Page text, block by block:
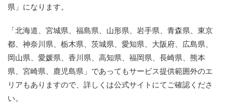
県」になります。
「北海道、宮城県、福島県、山形県、岩手県、青森県、東京
都、神奈川県、栃木県、茨城県、愛知県、大阪府、広島県、
岡山県、愛媛県、香川県、高知県、福岡県、長崎県、熊本
県、宮崎県、鹿児島県」であってもサービス提供範囲外のエ
リアもありますので、詳しくは公式サイトにてご確認くださ
い。